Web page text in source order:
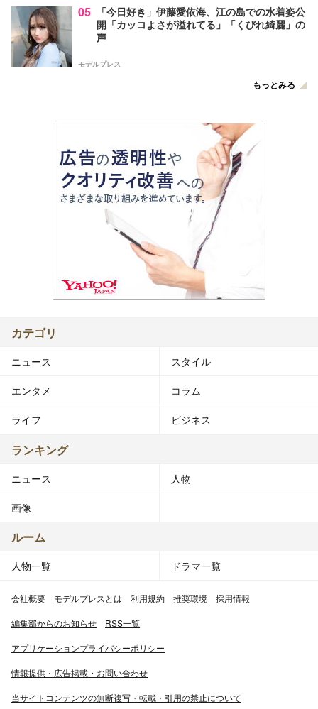
05
「今日好き」伊藤愛依海、江の島での水着姿公
開「カッコよさが溢れてる」「くびれ綺麗」の
声
モデルプレス
もっとみる
カテゴリ
ニュース スタイル
エンタメ コラム
ライフ ビジネス
ランキング
ニュース 人物
画像
ルーム
人物一覧 ドラマ一覧
会社概要 モデルプレスとは 利用規約 推奨環境 採用情報
編集部からのお知らせ RSS一覧
アプリケーションプライバシーポリシー
情報提供・広告掲載・お問い合わせ
当サイトコンテンツの無断複写・転載・引用の禁止について